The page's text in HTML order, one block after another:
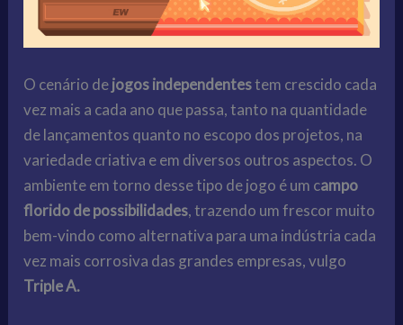
O cenário dejogos independentestem crescido cada
vez mais a cada ano que passa, tanto na quantidade
de lançamentos quanto no escopo dos projetos, na
variedade criativa e em diversos outros aspectos. O
ambiente em torno desse tipo de jogo é um campo
florido de possibilidades, trazendo um frescor muito
bem-vindo como alternativa para uma indústria cada
vez mais corrosiva das grandes empresas, vulgo
Triple A.